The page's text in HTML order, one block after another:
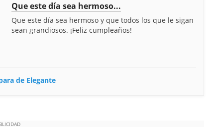
Que este día sea hermoso...
Que este día sea hermoso y que todos los que le sigan
sean grandiosos. ¡Feliz cumpleaños!
de Elegante